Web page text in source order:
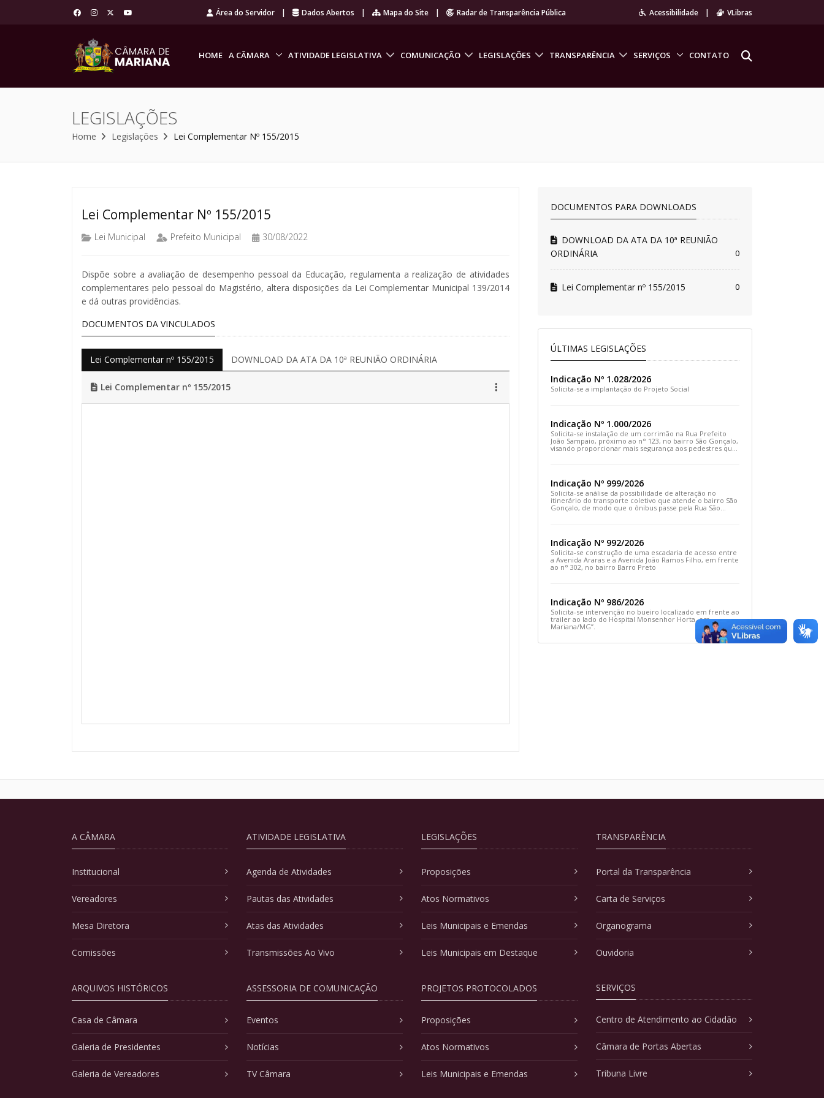
Área do Servidor | Dados Abertos | Mapa do Site | Radar de Transparência Pública Acessibilidade | VLibras
HOME A CÂMARA ATIVIDADE LEGISLATIVA COMUNICAÇÃO LEGISLAÇÕES TRANSPARÊNCIA SERVIÇOS CONTATO
LEGISLAÇÕES
Home Legislações Lei Complementar Nº 155/2015
Lei Complementar Nº 155/2015
Lei Municipal Prefeito Municipal 30/08/2022
Dispõe sobre a avaliação de desempenho pessoal da Educação, regulamenta a realização de atividades
complementares pelo pessoal do Magistério, altera disposições da Lei Complementar Municipal 139/2014
e dá outras providências.
DOCUMENTOS DA VINCULADOS
Lei Complementar nº 155/2015 DOWNLOAD DA ATA DA 10ª REUNIÃO ORDINÁRIA
Lei Complementar nº 155/2015
DOCUMENTOS PARA DOWNLOADS
DOWNLOAD DA ATA DA 10ª REUNIÃO
ORDINÁRIA
0
Lei Complementar nº 155/2015 0
ÚLTIMAS LEGISLAÇÕES
Indicação Nº 1.028/2026
Solicita-se a implantação do Projeto Social
Indicação Nº 1.000/2026
Solicita-se instalação de um corrimão na Rua Prefeito
João Sampaio, próximo ao n° 123, no bairro São Gonçalo,
visando proporcionar mais segurança aos pedestres que
transitam pelo local
Indicação Nº 999/2026
Solicita-se análise da possibilidade de alteração no
itinerário do transporte coletivo que atende o bairro São
Gonçalo, de modo que o ônibus passe pela Rua São
Gonçalo, desça pela Travessa São Gonçalo e siga pela
Indicação Nº 992/2026
Solicita-se construção de uma escadaria de acesso entre
a Avenida Araras e a Avenida João Ramos Filho, em frente
ao n° 302, no bairro Barro Preto
Indicação Nº 986/2026
Solicita-se intervenção no bueiro localizado em frente ao
trailer ao lado do Hospital Monsenhor Horta, em
Mariana/MG”.
A CÂMARA
Institucional
Vereadores
Mesa Diretora
Comissões
ARQUIVOS HISTÓRICOS
Casa de Câmara
Galeria de Presidentes
Galeria de Vereadores
ATIVIDADE LEGISLATIVA
Agenda de Atividades
Pautas das Atividades
Atas das Atividades
Transmissões Ao Vivo
ASSESSORIA DE COMUNICAÇÃO
Eventos
Notícias
TV Câmara
LEGISLAÇÕES
Proposições
Atos Normativos
Leis Municipais e Emendas
Leis Municipais em Destaque
PROJETOS PROTOCOLADOS
Proposições
Atos Normativos
Leis Municipais e Emendas
TRANSPARÊNCIA
Portal da Transparência
Carta de Serviços
Organograma
Ouvidoria
SERVIÇOS
Centro de Atendimento ao Cidadão
Câmara de Portas Abertas
Tribuna Livre